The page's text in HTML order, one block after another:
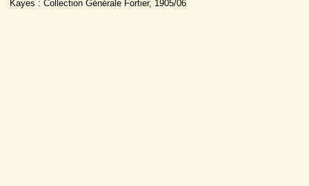
Kayes : Collection Générale Fortier, 1905/06